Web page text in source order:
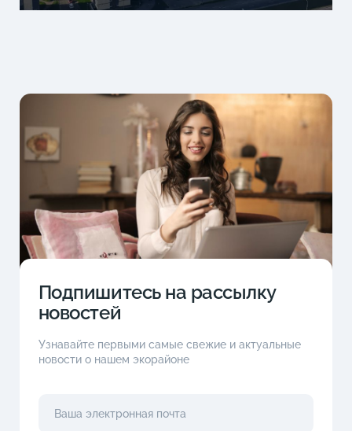
Подпишитесь на рассылку
новостей
Узнавайте первыми самые свежие и актуальные
новости о нашем экорайоне